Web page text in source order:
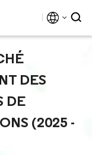
DES
DE
(2025 -